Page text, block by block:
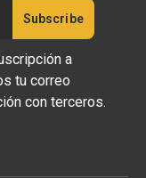
a
tu correo
con terceros.